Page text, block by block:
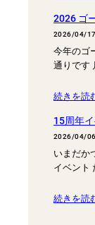
2026 ゴ
2026/04/17
今年のゴ
通りです
続きを読
15周年
2026/04/06
いまだか
イベント
続きを読